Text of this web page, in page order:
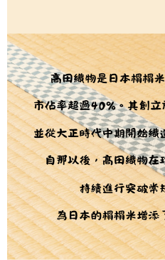
２．關於個人資料處理事宜，請瀏覽以
https://aftee.tw/terms/#terms3
３．未成年的使用者請事先徵得法定代
「AFTEE先享後付」，若未經同意申
任。
４．使用「AFTEE先享後付」時，將
時審查核予不同之上限額度；若仍有額
請求用戶進行身份認證。
５．嚴禁一人註冊多個帳號或使用他
恩沛科技股份有限公司將有權停止該用